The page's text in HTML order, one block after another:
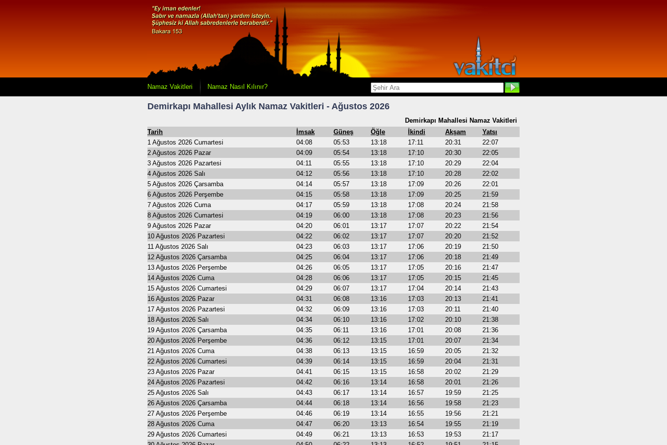
Namaz Vakitleri Namaz Nasıl Kılınır?
Demirkapı Mahallesi Aylık Namaz Vakitleri - Ağustos 2026
Demirkapı Mahallesi Namaz Vakitleri
Tarih
İmsak Güneş Öğle İkindi Akşam
Yatsı
1 Ağustos 2026 Cumartesi
04:08 05:53 13:18 17:11 20:31
22:07
2 Ağustos 2026 Pazar
04:09 05:54 13:18 17:10 20:30
22:05
3 Ağustos 2026 Pazartesi
04:11 05:55 13:18 17:10 20:29
22:04
4 Ağustos 2026 Salı
04:12 05:56 13:18 17:10 20:28
22:02
5 Ağustos 2026 Çarsamba
04:14 05:57 13:18 17:09 20:26
22:01
6 Ağustos 2026 Perşembe
04:15 05:58 13:18 17:09 20:25
21:59
7 Ağustos 2026 Cuma
04:17 05:59 13:18 17:08 20:24
21:58
8 Ağustos 2026 Cumartesi
04:19 06:00 13:18 17:08 20:23
21:56
9 Ağustos 2026 Pazar
04:20 06:01 13:17 17:07 20:22
21:54
10 Ağustos 2026 Pazartesi
04:22 06:02 13:17 17:07 20:20
21:52
11 Ağustos 2026 Salı
04:23 06:03 13:17 17:06 20:19
21:50
12 Ağustos 2026 Çarsamba
04:25 06:04 13:17 17:06 20:18
21:49
13 Ağustos 2026 Perşembe
04:26 06:05 13:17 17:05 20:16
21:47
14 Ağustos 2026 Cuma
04:28 06:06 13:17 17:05 20:15
21:45
15 Ağustos 2026 Cumartesi
04:29 06:07 13:17 17:04 20:14
21:43
16 Ağustos 2026 Pazar
04:31 06:08 13:16 17:03 20:13
21:41
17 Ağustos 2026 Pazartesi
04:32 06:09 13:16 17:03 20:11
21:40
18 Ağustos 2026 Salı
04:34 06:10 13:16 17:02 20:10
21:38
19 Ağustos 2026 Çarsamba
04:35 06:11 13:16 17:01 20:08
21:36
20 Ağustos 2026 Perşembe
04:36 06:12 13:15 17:01 20:07
21:34
21 Ağustos 2026 Cuma
04:38 06:13 13:15 16:59 20:05
21:32
22 Ağustos 2026 Cumartesi
04:39 06:14 13:15 16:59 20:04
21:31
23 Ağustos 2026 Pazar
04:41 06:15 13:15 16:58 20:02
21:29
24 Ağustos 2026 Pazartesi
04:42 06:16 13:14 16:58 20:01
21:26
25 Ağustos 2026 Salı
04:43 06:17 13:14 16:57 19:59
21:25
26 Ağustos 2026 Çarsamba
04:44 06:18 13:14 16:56 19:58
21:23
27 Ağustos 2026 Perşembe
04:46 06:19 13:14 16:55 19:56
21:21
28 Ağustos 2026 Cuma
04:47 06:20 13:13 16:54 19:55
21:19
29 Ağustos 2026 Cumartesi
04:49 06:21 13:13 16:53 19:53
21:17